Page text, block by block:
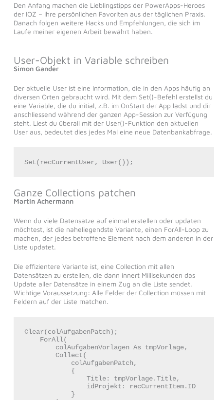
Den Anfang machen die Lieblingstipps der PowerApps-Heroes
der IOZ – ihre persönlichen Favoriten aus der täglichen Praxis.
Danach folgen weitere Hacks und Empfehlungen, die sich im
Laufe meiner eigenen Arbeit bewährt haben.
User-Objekt in Variable schreiben
Simon Gander
Der aktuelle User ist eine Information, die in den Apps häufig an
diversen Orten gebraucht wird. Mit dem Set()-Befehl erstellst du
eine Variable, die du initial, z.B. im OnStart der App lädst und dir
anschliessend während der ganzen App-Session zur Verfügung
steht. Liest du überall mit der User()-Funktion den aktuellen
User aus, bedeutet dies jedes Mal eine neue Datenbankabfrage.
Set(recCurrentUser, User());
Ganze Collections patchen
Martin Achermann
Wenn du viele Datensätze auf einmal erstellen oder updaten
möchtest, ist die naheliegendste Variante, einen ForAll-Loop zu
machen, der jedes betroffene Element nach dem anderen in der
Liste updatet.
Die effizientere Variante ist, eine Collection mit allen
Datensätzen zu erstellen, die dann innert Millisekunden das
Update aller Datensätze in einem Zug an die Liste sendet.
Wichtige Voraussetzung: Alle Felder der Collection müssen mit
Feldern auf der Liste matchen.
Clear(colAufgabenPatch);